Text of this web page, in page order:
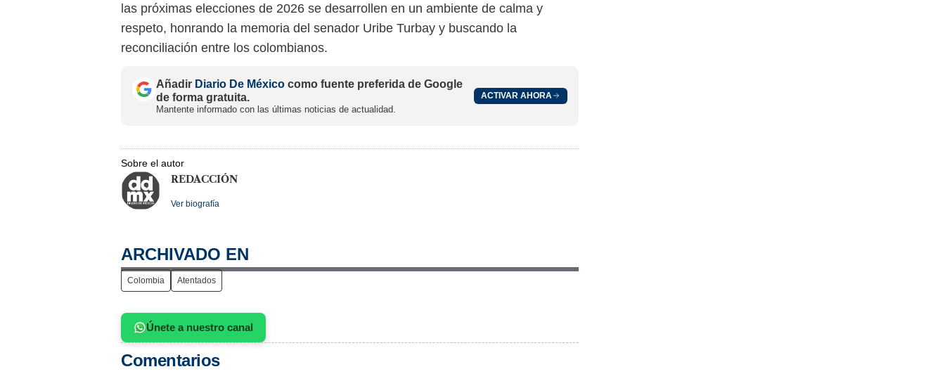
las próximas elecciones de 2026 se desarrollen en un ambiente de calma y
respeto, honrando la memoria del senador Uribe Turbay y buscando la
reconciliación entre los colombianos.
Añadir Diario De México como fuente preferida de Google
de forma gratuita.
Mantente informado con las últimas noticias de actualidad.
ACTIVAR AHORA
Sobre el autor
REDACCIÓN
Ver biografía
ARCHIVADO EN
Colombia Atentados
Únete a nuestro canal
Comentarios